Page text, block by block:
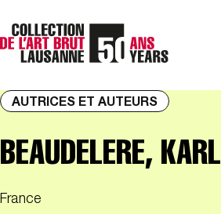
AUTRICES ET AUTEURS
BEAUDELERE, KARL
France